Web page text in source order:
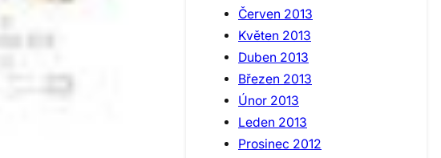
Červen 2013
Květen 2013
Duben 2013
Březen 2013
Únor 2013
Leden 2013
Prosinec 2012